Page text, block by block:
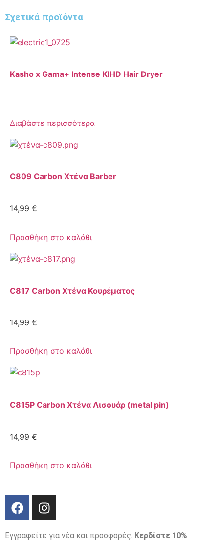
Σχετικά προϊόντα
Kasho x Gama+ Intense KIHD Hair Dryer
Διαβάστε περισσότερα
C809 Carbon Χτένα Barber
14,99 €
Προσθήκη στο καλάθι
C817 Carbon Χτένα Κουρέματος
14,99 €
Προσθήκη στο καλάθι
C815P Carbon Χτένα Λισουάρ (metal pin)
14,99 €
Προσθήκη στο καλάθι
Εγγραφείτε για νέα και προσφορές. Κερδίστε 10%